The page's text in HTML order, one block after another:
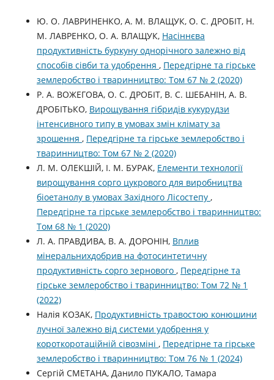
Ю. О. ЛАВРИНЕНКО, А. М. ВЛАЩУК, О. С. ДРОБІТ, Н.
М. ЛАВРЕНКО, О. А. ВЛАЩУК, Насіннєва
продуктивність буркуну однорічного залежно від
способів сівби та удобрення , Передгірне та гірське
землеробство і тваринництво: Том 67 № 2 (2020)
Р. А. ВОЖЕГОВА, О. С. ДРОБІТ, В. С. ШЕБАНІН, А. В.
ДРОБІТЬКО, Вирощування гібридів кукурудзи
інтенсивного типу в умовах змін клімату за
зрошення , Передгірне та гірське землеробство і
тваринництво: Том 67 № 2 (2020)
Л. М. ОЛЕКШІЙ, І. М. БУРАК, Елементи технології
вирощування сорго цукрового для виробництва
біоетанолу в умовах Західного Лісостепу ,
Передгірне та гірське землеробство і тваринництво:
Том 68 № 1 (2020)
Л. А. ПРАВДИВА, В. А. ДОРОНІН, Вплив
мінеральнихдобрив на фотосинтетичну
продуктивність сорго зернового , Передгірне та
гірське землеробство і тваринництво: Том 72 № 1
(2022)
Налія КОЗАК, Продуктивність травостою конюшини
лучної залежно від системи удобрення у
короткоротаційній сівозміні , Передгірне та гірське
землеробство і тваринництво: Том 76 № 1 (2024)
Сергій СМЕТАНА, Данило ПУКАЛО, Тамара